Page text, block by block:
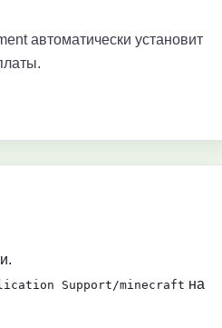
автоматически установит
Support/minecraft на